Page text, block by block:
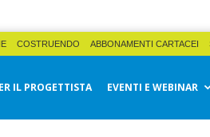
COSTRUENDO ABBONAMENTI CARTACEI
IL PROGETTISTA EVENTI E WEBINAR